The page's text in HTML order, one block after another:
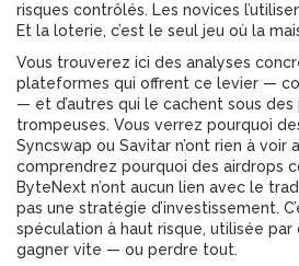
risques contrôlés. Les novices
Et la loterie, c’est le seul jeu où la
Vous trouverez ici des analyses
plateformes qui offrent ce levier —
— et d’autres qui le cachent sous des
trompeuses. Vous verrez pourquoi
Syncswap ou Savitar n’ont rien à voir
comprendrez pourquoi des airdrops
ByteNext n’ont aucun lien avec le
pas une stratégie d’investissement.
spéculation à haut risque, utilisée
gagner vite — ou perdre tout.